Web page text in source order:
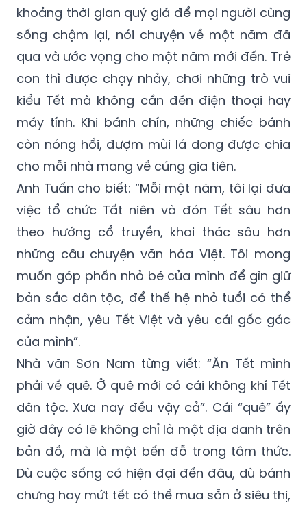
khoảng thời gian quý giá để mọi người cùng
sống chậm lại, nói chuyện về một năm đã
qua và ước vọng cho một năm mới đến. Trẻ
con thì được chạy nhảy, chơi những trò vui
kiểu Tết mà không cần đến điện thoại hay
máy tính. Khi bánh chín, những chiếc bánh
còn nóng hổi, đượm mùi lá dong được chia
cho mỗi nhà mang về cúng gia tiên.
Anh Tuấn cho biết: “Mỗi một năm, tôi lại đưa
việc tổ chức Tất niên và đón Tết sâu hơn
theo hướng cổ truyền, khai thác sâu hơn
những câu chuyện văn hóa Việt. Tôi mong
muốn góp phần nhỏ bé của mình để gìn giữ
bản sắc dân tộc, để thế hệ nhỏ tuổi có thể
cảm nhận, yêu Tết Việt và yêu cái gốc gác
của mình”.
Nhà văn Sơn Nam từng viết: “Ăn Tết mình
phải về quê. Ở quê mới có cái không khí Tết
dân tộc. Xưa nay đều vậy cả”. Cái “quê” ấy
giờ đây có lẽ không chỉ là một địa danh trên
bản đồ, mà là một bến đỗ trong tâm thức.
Dù cuộc sống có hiện đại đến đâu, dù bánh
chưng hay mứt tết có thể mua sẵn ở siêu thị,